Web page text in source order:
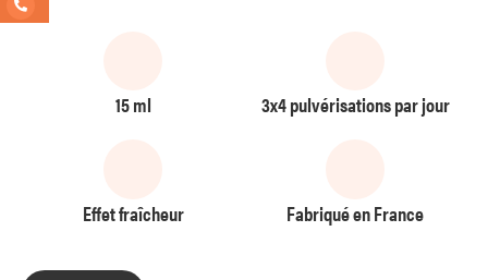
15 ml 3x4 pulvérisations par jour
Effet fraîcheur Fabriqué en France